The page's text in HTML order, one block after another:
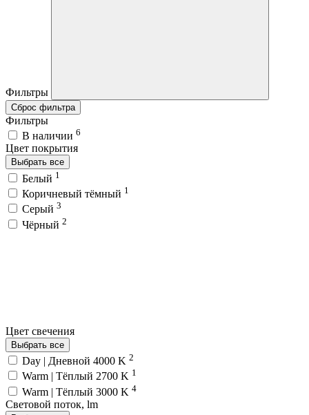
Фильтры
Сброс фильтра
Фильтры
В наличии 6
Цвет покрытия
Выбрать все
Белый 1
Коричневый тёмный 1
Серый 3
Чёрный 2
Цвет свечения
Выбрать все
Day | Дневной 4000 K 2
Warm | Тёплый 2700 K 1
Warm | Тёплый 3000 K 4
Световой поток, lm